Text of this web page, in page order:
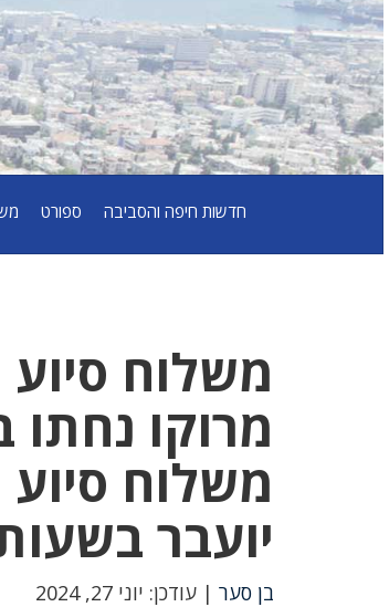
חדשות חיפה והסביבה ספורט
משלוח
מרוקו נחתו
משלוח
יועבר
בן סער | עודכן: יוני 27, 2024